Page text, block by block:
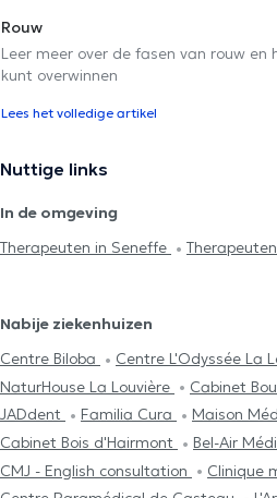
Rouw
Leer meer over de fasen van rouw en
kunt overwinnen
Lees het volledige artikel
Nuttige links
In de omgeving
Therapeuten in Seneffe
Nabije ziekenhuizen
Centre Biloba
Centre L'Odyssée La
NaturHouse La Louvière
Cabinet
JADdent
Familia Cura
Maison
Cabinet Bois d'Hairmont
Bel-Air
CMJ - English consultation
Clinique